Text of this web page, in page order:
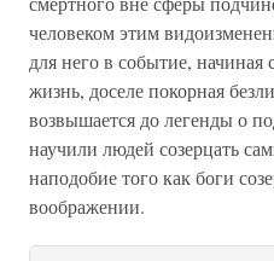
человеком этим
для него в событие, начиная
жизнь, доселе покорная
возвышается до легенды о
научили людей созерцать
наподобие того как боги
воображении.